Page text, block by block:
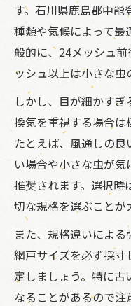
す。石川県鹿島郡中
種類や気候によって最
般的に、24メッシュ
ッシュ以上は小さな虫
しかし、目が細かす
換気を重視する場合は
たとえば、風通しの
い場合や小さな虫が
推奨されます。選択時
切な規格を選ぶことが
また、規格違いによ
網戸サイズを必ず採
定しましょう。特に
なることがあるので注